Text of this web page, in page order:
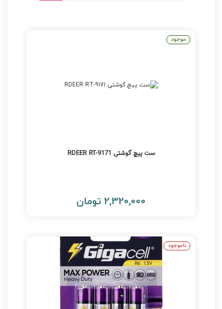
ست پیچ گوشتی RDEER RT-9171
2,320,000 تومان
موجود
ناموجود